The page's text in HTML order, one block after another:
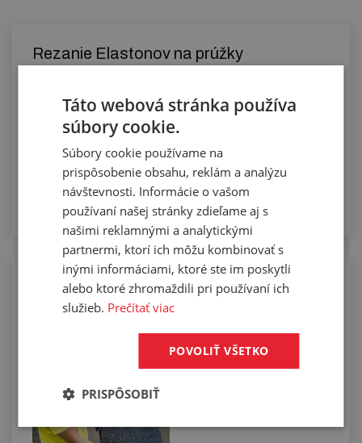
Rezanie Elastonov na prúžky
Tvarové rezanie podlahovín a plochých
materiálov vodným lúčom
Táto webová stránka používa
súbory cookie.
Súbory cookie používame na
prispôsobenie obsahu, reklám a analýzu
návštevnosti. Informácie o vašom
používaní našej stránky zdieľame aj s
našimi reklamnými a analytickými
partnermi, ktorí ich môžu kombinovať s
inými informáciami, ktoré ste im poskytli
alebo ktoré zhromaždili pri používaní ich
služieb. Prečítať viac
POVOLIŤ VŠETKO
PRISPÔSOBIŤ